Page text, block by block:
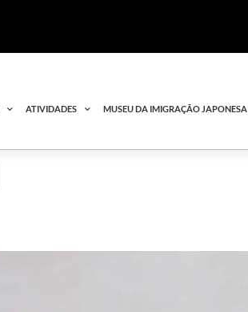
ATIVIDADES MUSEU DA IMIGRAÇÃO JAPONESA